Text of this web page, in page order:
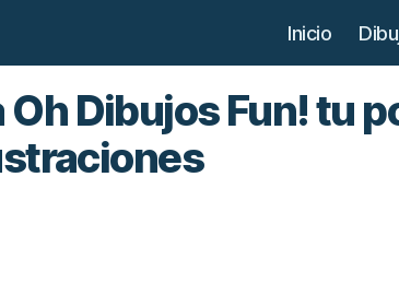
Inicio
Oh Dibujos Fun! tu